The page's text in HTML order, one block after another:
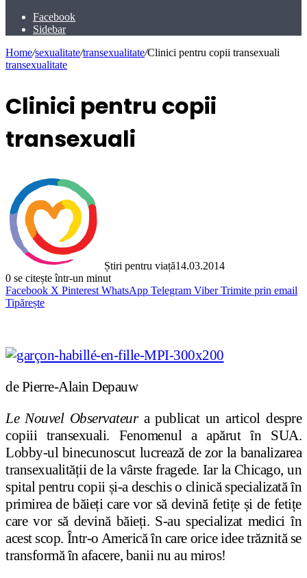
Facebook
Sidebar
Home/sexualitate/transexualitate/Clinici pentru copii transexuali
transexualitate
Clinici pentru copii
transexuali
Știri pentru viață14.03.2014
0 se citește într-un minut
Facebook X Pinterest WhatsApp Telegram Viber Trimite prin email
Tipărește
de Pierre-Alain Depauw
Le Nouvel Observateura publicat un articol despre
copiii transexuali. Fenomenul a apărut în SUA.
Lobby-ul binecunoscut lucrează de zor la banalizarea
transexualității de la vârste fragede. Iar la Chicago, un
spital pentru copii și-a deschis o clinică specializată în
primirea de băieți care vor să devină fetițe și de fetițe
care vor să devină băieți. S-au specializat medici în
acest scop. Într-o Americă în care orice idee trăznită se
transformă în afacere, banii nu au miros!